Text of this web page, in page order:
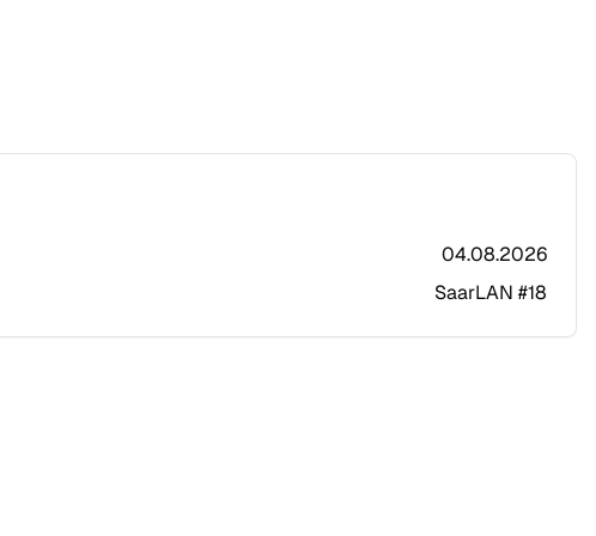
04.08.2026
SaarLAN #18